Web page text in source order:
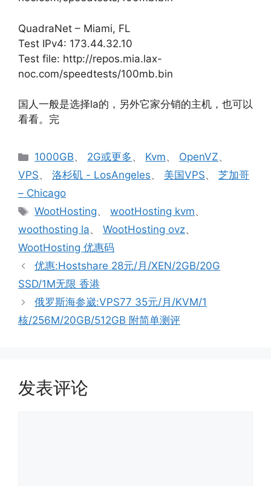
QuadraNet – Miami, FL
Test IPv4: 173.44.32.10
Test file: http://repos.mia.lax-
noc.com/speedtests/100mb.bin
国人一般是选择la的，另外它家分销的主机，也可以
看看。完
分
类
1000GB、 2G或更多 、 Kvm、 OpenVZ、
VPS、 洛杉矶 - LosAngeles、 美国VPS、 芝加哥
– Chicago
标
签
WootHosting、wootHosting kvm、
woothosting la、 WootHosting ovz、
WootHosting 优惠码
优惠:Hostshare 28元/月/XEN/2GB/20G
SSD/1M无限 香港
俄罗斯海参崴:VPS77 35元/月/KVM/1
核/256M/20GB/512GB 附简单测评
发表评论